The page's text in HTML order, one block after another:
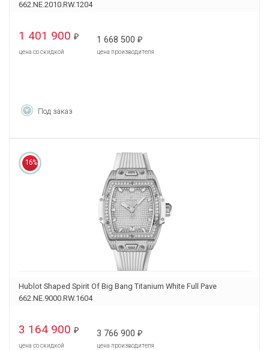
662.NE.2010.RW.1204
1 401 900 ₽
цена со скидкой
1 668 500 ₽
цена производителя
Под заказ
16%
Hublot Shaped Spirit Of Big Bang Titanium White Full Pave
662.NE.9000.RW.1604
3 164 900 ₽
цена со скидкой
3 766 900 ₽
цена производителя